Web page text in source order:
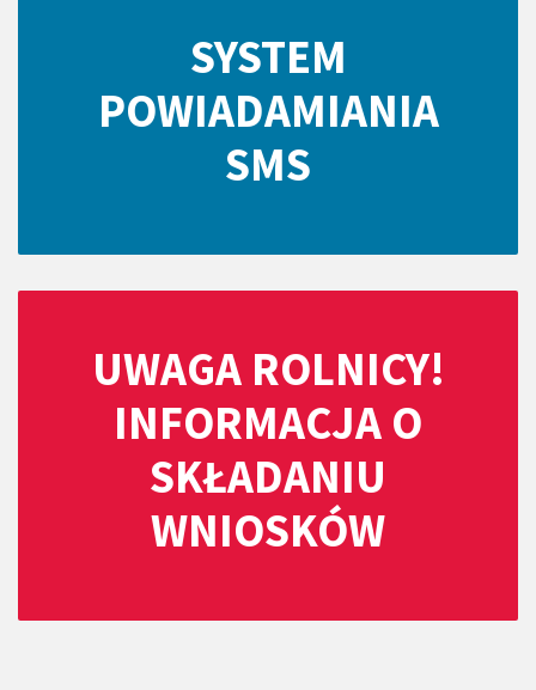
SYSTEM
POWIADAMIANIA
SMS
UWAGA ROLNICY!
INFORMACJA O
SKŁADANIU
WNIOSKÓW